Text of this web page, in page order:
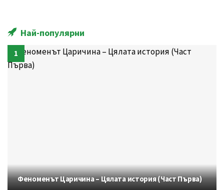
Най-популярни
Феноменът Царичина – Цялата история (Част Първа)